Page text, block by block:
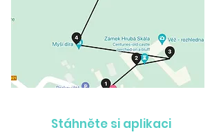
Stáhněte si aplikaci